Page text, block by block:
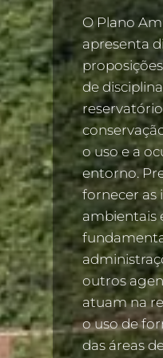
O Plano
apresenta
de
o uso e a
entorno.
fornecer as
ambientais
outros
atuam na
o uso de
das áreas